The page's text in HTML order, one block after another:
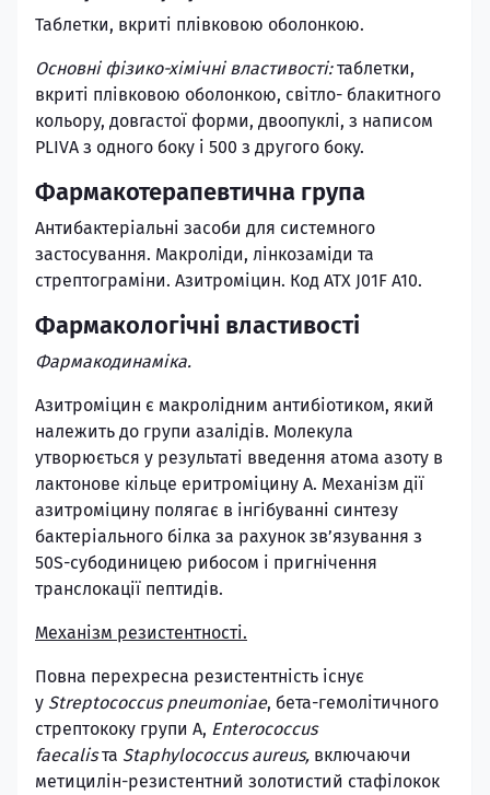
Таблетки, вкриті плівковою оболонкою.
Основні фізико-хімічні властивості:таблетки,
вкриті плівковою оболонкою, світло- блакитного
кольору, довгастої форми, двоопуклі, з написом
PLIVA з одного боку і 500 з другого боку.
Фармакотерапевтична група
Антибактеріальні засоби для системного
застосування. Макроліди, лінкозаміди та
стрептограміни. Азитроміцин. Код АТХ J01F A10.
Фармакологічні властивості
Фармакодинаміка.
Азитроміцин є макролідним антибіотиком, який
належить до групи азалідів. Молекула
утворюється у результаті введення атома азоту в
лактонове кільце еритроміцину А. Механізм дії
азитроміцину полягає в інгібуванні синтезу
бактеріального білка за рахунок зв’язування з
50S-субодиницею рибосом і пригнічення
транслокації пептидів.
Механізм резистентності.
Повна перехресна резистентність існує
у Streptococcus pneumoniae, бета-гемолітичного
стрептококу групи А, Enterococcus
faecalisта Staphylococcus aureus, включаючи
метицилін-резистентний золотистий стафілокок